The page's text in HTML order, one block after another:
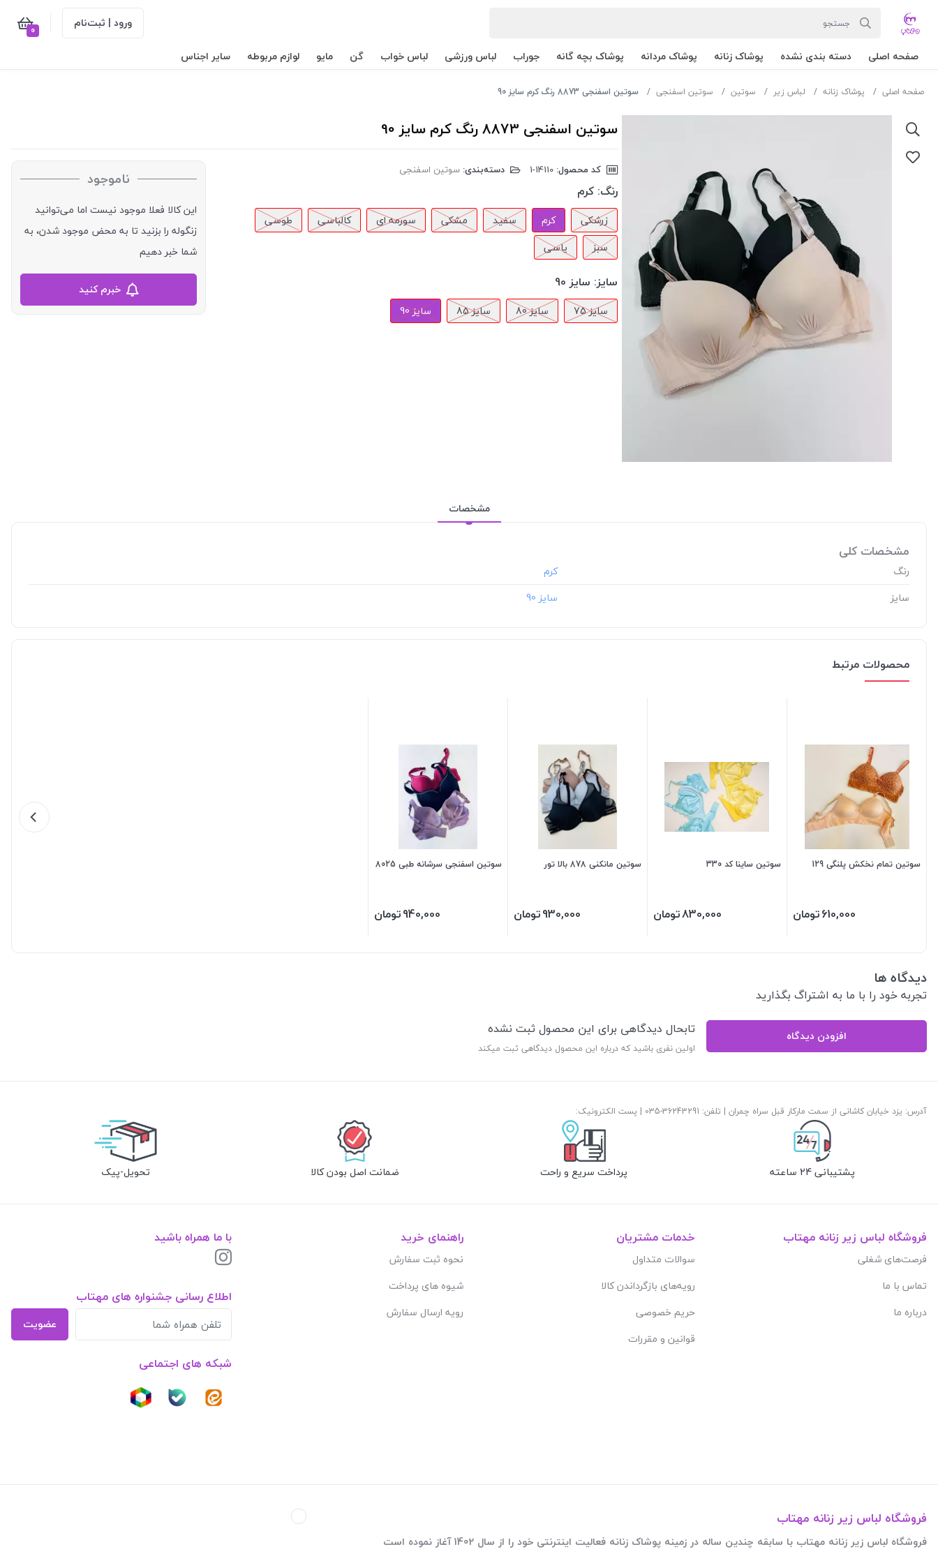
ورود | ثبت‌نام 0
صفحه اصلی دسته بندی نشده پوشاک زنانه پوشاک مردانه پوشاک بچه گانه جوراب لباس ورزشی لباس خواب گن مایو لوازم مربوطه سایر اجناس
صفحه اصلی پوشاک زنانه لباس زیر سوتین سوتین اسفنجی سوتین اسفنجی 8873 رنگ کرم سایز 90
سوتین اسفنجی 8873 رنگ کرم سایز 90
کد محصول: دسته‌بندی: سوتین اسفنجی
رنگ: کرم
زرشکی کرم سفید مشکی سورمه ای کالباسی
طوسی
سبز
یاسی
سایز: سایز 90
سایز 75 سایز 80 سایز 85 سایز 90
ناموجود
این کالا فعلا موجود نیست اما می‌توانید
زنگوله را بزنید تا به محض موجود شدن، به
شما خبر دهیم
خبرم کنید
مشخصات
مشخصات کلی
رنگ
سایز
محصولات مرتبط
سوتین تمام نخکش پلنگی 129
610,000تومان
سوتین ساینا کد 330
830,000تومان
سوتین مانکنی 878 بالا تور
930,000تومان
سوتین اسفنجی سرشانه طبی 8025
940,000تومان
دیدگاه ها
تجربه خود را با ما به اشتراگ بگذارید
افزودن دیدگاه تابحال دیدگاهی برای این محصول ثبت نشده
اولین نفری باشید که درباره این محصول دیدگاهی ثبت میکند
آدرس: یزد خیابان کاشانی از سمت مارکار قبل سراه چمران | تلفن: ‎035-36243291 | پست الکترونیک:
پشتیبانی 24 ساعته پرداخت سریع و راحت ضمانت اصل بودن کالا تحویل-پیک
فروشگاه لباس زیر زنانه مهتاب
فرصت‌های شغلی
تماس با ما
درباره ما
خدمات مشتریان
سوالات متداول
رویه‌های بازگرداندن کالا
حریم خصوصی
قوانین و مقررات
راهنمای خرید
نحوه ثبت سفارش
شیوه های پرداخت
رویه ارسال سفارش
با ما همراه باشید
اطلاع رسانی جشنواره های مهتاب
عضویت
شبکه های اجتماعی
فروشگاه لباس زیر زنانه مهتاب
فروشگاه لباس زیر زنانه مهتاب با سابقه چندین ساله در زمینه پوشاک زنانه فعالیت اینترنتی خود را از سال 1402 آغاز نموده است